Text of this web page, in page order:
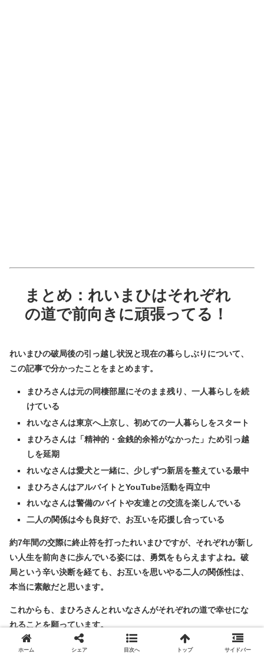
まとめ：れいまひはそれぞれ
の道で前向きに頑張ってる！
れいまひの破局後の引っ越し状況と現在の暮らしぶりについて、
この記事で分かったことをまとめます。
まひろさんは元の同棲部屋にそのまま残り、一人暮らしを続
けている
れいなさんは東京へ上京し、初めての一人暮らしをスタート
まひろさんは「精神的・金銭的余裕がなかった」ため引っ越
しを延期
れいなさんは愛犬と一緒に、少しずつ新居を整えている最中
まひろさんはアルバイトとYouTube活動を両立中
れいなさんは警備のバイトや友達との交流を楽しんでいる
二人の関係は今も良好で、お互いを応援し合っている
約7年間の交際に終止符を打ったれいまひですが、それぞれが新し
い人生を前向きに歩んでいる姿には、勇気をもらえますよね。破
局という辛い決断を経ても、お互いを思いやる二人の関係性は、
本当に素敵だと思います。
これからも、まひろさんとれいなさんがそれぞれの道で幸せにな
れることを願っています。
新しい情報が入ったら、また追記していきますね。
ホーム シェア 目次へ トップ サイドバー